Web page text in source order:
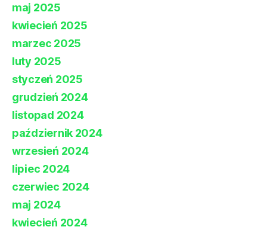
maj 2025
kwiecień 2025
marzec 2025
luty 2025
styczeń 2025
grudzień 2024
listopad 2024
październik 2024
wrzesień 2024
lipiec 2024
czerwiec 2024
maj 2024
kwiecień 2024